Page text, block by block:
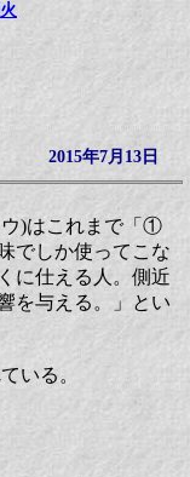
2015年7月13日
)はこれまで「①
でしか使ってこな
に仕える人。側近
を与える。」とい
いる。